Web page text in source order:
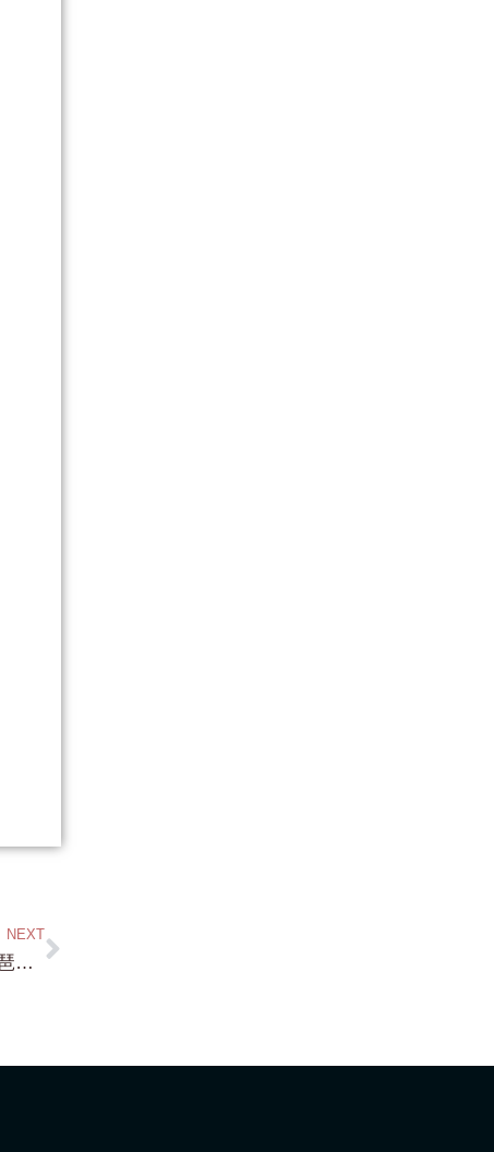
NEXT
2,980万円・琵琶湖畔の一戸建て・家から琵琶湖眺望・琵琶湖浜前の一戸建て・琵琶湖の水が綺麗な場所で 真夏は水泳できます！ 場所は 湖西エリアの静かで 暮らしやすい場所です⇒詳細は LINE から問い合わせください！